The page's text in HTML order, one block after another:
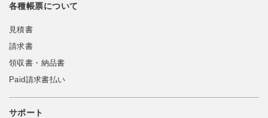
各種帳票について
見積書
請求書
領収書・納品書
Paid請求書払い
サポート